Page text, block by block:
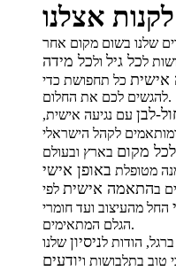
לכל גיל ולכל מידה
אישית כל תחפושת כדי
להגשים לכם את החלום.
לבן עם נגיעה אישית,
מקום
מטופלת באופן אישי
בהתאמה אישית לפי
החל מהעיצוב ועד חומרי
הגלם המתאימים.
הודות לניסיון שלנו
טוב בתלבושות ויודעים